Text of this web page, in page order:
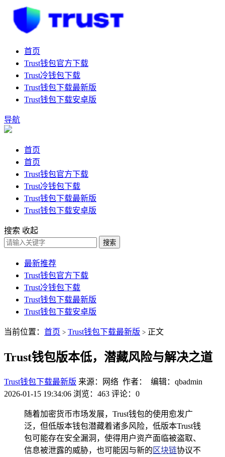
首页
Trust钱包官方下载
Trust冷钱包下载
Trust钱包下载最新版
Trust钱包下载安卓版
导航
首页
首页
Trust钱包官方下载
Trust冷钱包下载
Trust钱包下载最新版
Trust钱包下载安卓版
搜索 收起
搜索
最新推荐
Trust钱包官方下载
Trust冷钱包下载
Trust钱包下载最新版
Trust钱包下载安卓版
当前位置： 首页 > Trust钱包下载最新版 > 正文
Trust钱包版本低，潜藏风险与解决之道
Trust钱包下载最新版 来源：网络 作者： 编辑：qbadmin
2026-01-15 19:34:06 浏览：463 评论：0
随着加密货币市场发展，Trust钱包的使用愈发广
泛，但低版本钱包潜藏着诸多风险，低版本Trust钱
包可能存在安全漏洞，使得用户资产面临被盗取、
信息被泄露的威胁，也可能因与新的 区块链协议不